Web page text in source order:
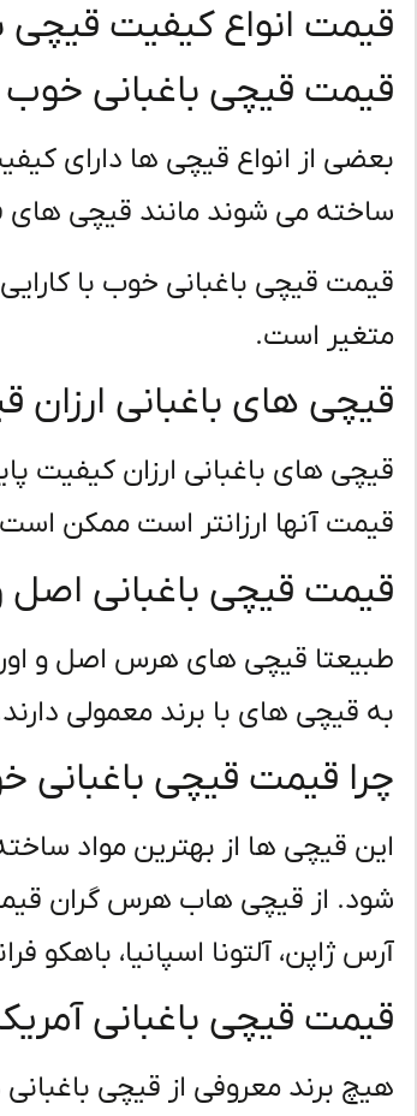
قیمت انواع کیفیت قیچی
قیمت قیچی باغبانی خوب
بعضی از انواع قیچی ها دارای
ساخته می شوند مانند قیچی های
متغیر است.
قیچی های باغبانی ارزان
قیچی های باغبانی ارزان کیفیت
قیمت آنها ارزانتر است ممکن است از ۲۰۰ هزار توان تا ۱ میلیون تومان متفاوت
قیمت قیچی باغبانی
طبیعتا قیچی های هرس اصل و
به قیچی های با برند معمولی
چرا قیمت قیچی
این قیچی ها از بهترین مواد
شود. از قیچی هاب هرس گران
آرس ژاپن، آلتونا اسپانیا، باهکو
قیمت قیچی باغبانی
هیچ برند معروفی از قیچی